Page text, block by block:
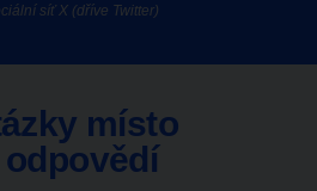
síť X (dříve Twitter)
místo